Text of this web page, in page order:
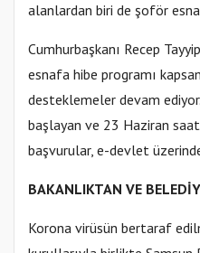
alanlardan biri de şoför
Cumhurbaşkanı Recep
esnafa hibe programı
desteklemeler devam
başlayan ve 23 Haziran
başvurular, e-devlet
BAKANLIKTAN VE
Korona virüsün bertaraf